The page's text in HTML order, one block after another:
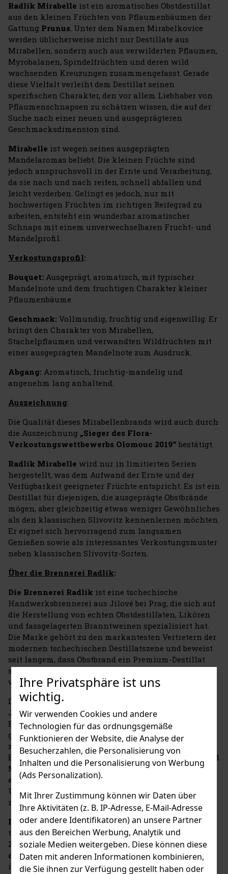
Ihre Privatsphäre ist uns
wichtig.
Wir verwenden Cookies und andere
Technologien für das ordnungsgemäße
Funktionieren der Website, die Analyse der
Besucherzahlen, die Personalisierung von
Inhalten und die Personalisierung von Werbung
(Ads Personalization).
Mit Ihrer Zustimmung können wir Daten über
Ihre Aktivitäten (z. B. IP-Adresse, E-Mail-Adresse
oder andere Identifikatoren) an unsere Partner
aus den Bereichen Werbung, Analytik und
soziale Medien weitergeben. Diese können diese
Daten mit anderen Informationen kombinieren,
die Sie ihnen zur Verfügung gestellt haben oder
Radlík Mirabelle ist ein aromatisches Obstdestillat
aus den kleinen Früchten von Pflaumenbäumen der
Gattung Prunus. Unter dem Namen Mirabelkovice
werden üblicherweise nicht nur Destillate aus
Mirabellen, sondern auch aus verwilderten Pflaumen,
Myrobalanen, Spindelfrüchten und deren wild
wachsenden Kreuzungen zusammengefasst. Gerade
diese Vielfalt verleiht dem Destillat seinen
spezifischen Charakter, den vor allem Liebhaber von
Pflaumenschnapsen zu schätzen wissen, die auf der
Suche nach einer neuen und ausgeprägteren
Geschmacksdimension sind.
Mirabelle ist wegen seines ausgeprägten
Mandelaromas beliebt. Die kleinen Früchte sind
jedoch anspruchsvoll in der Ernte und Verarbeitung,
da sie nach und nach reifen, schnell abfallen und
leicht verderben. Gelingt es jedoch, nur mit
hochwertigen Früchten im richtigen Reifegrad zu
arbeiten, entsteht ein wunderbar aromatischer
Schnaps mit einem unverwechselbaren Frucht- und
Mandelprofil.
Verkostungsprofil:
Bouquet: Ausgeprägt, aromatisch, mit typischer
Mandelnote und dem fruchtigen Charakter kleiner
Pflaumenbäume.
Geschmack: Vollmundig, fruchtig und eigenwillig. Er
bringt den Charakter von Mirabellen,
Stachelpflaumen und verwandten Wildfrüchten mit
einer ausgeprägten Mandelnote zum Ausdruck.
Abgang: Aromatisch, fruchtig-mandelig und
angenehm lang anhaltend.
Auszeichnung:
Die Qualität dieses Mirabellenbrands wird auch durch
die Auszeichnung „Sieger des Flora-
Verkostungswettbewerbs Olomouc 2019“ bestätigt.
Radlík Mirabelle wird nur in limitierten Serien
hergestellt, was dem Aufwand der Ernte und der
Verfügbarkeit geeigneter Früchte entspricht. Es ist ein
Destillat für diejenigen, die ausgeprägte Obstbrände
mögen, aber gleichzeitig etwas weniger Gewöhnliches
als den klassischen Slivovitz kennenlernen möchten.
Er eignet sich hervorragend zum langsamen
Genießen sowie als interessantes Verkostungsmuster
neben klassischen Slivovitz-Sorten.
Über die Brennerei Radlík:
Die Brennerei Radlík ist eine tschechische
Handwerksbrennerei aus Jílové bei Prag, die sich auf
die Herstellung von echten Obstdestillaten, Likören
und fassgelagerten Branntweinen spezialisiert hat.
Die Marke gehört zu den markantesten Vertretern der
modernen tschechischen Destillatszene und beweist
seit langem, dass Obstbrand ein Premium-Destillat
sein kann, das mit der weltweiten Produktion
vergleichbar ist.
Die Geschichte der Brennerei reicht bis ins
Jahr1998zurück, als sie als eine der ersten
Erzeugerbrennereien in der Region Mittelböhmen
gegründet wurde. Seit dem Jahr2001verfügt sie
zudem über eine Konzession für eine Obstbrennerei.
Ein bedeutender Meilenstein war die Erweiterung und
Modernisierung des Betriebs im Jahr2018 , die es
ermöglichte, die eigene Produktion in größerem
Umfang auszubauen und die Qualität der Herstellung
noch weiter zu steigern.
Die Brennerei Radlíkzählt zu den bedeutendsten
tschechischen Herstellern von Obstbränden. Im Jahr
2025 wurde sie bereits zum vierten Mal zurBrennerei
des Jahresgekürt und hat bei nationalen und
internationalen Wettbewerben über 70